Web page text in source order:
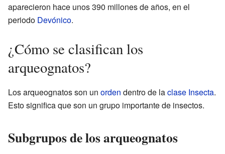
aparecieron hace unos 390 millones de años, en el
periodo Devónico.
¿Cómo se clasifican los
arqueognatos?
Los arqueognatos son un orden dentro de laclase Insecta.
Esto significa que son un grupo importante de insectos.
Subgrupos de los arqueognatos